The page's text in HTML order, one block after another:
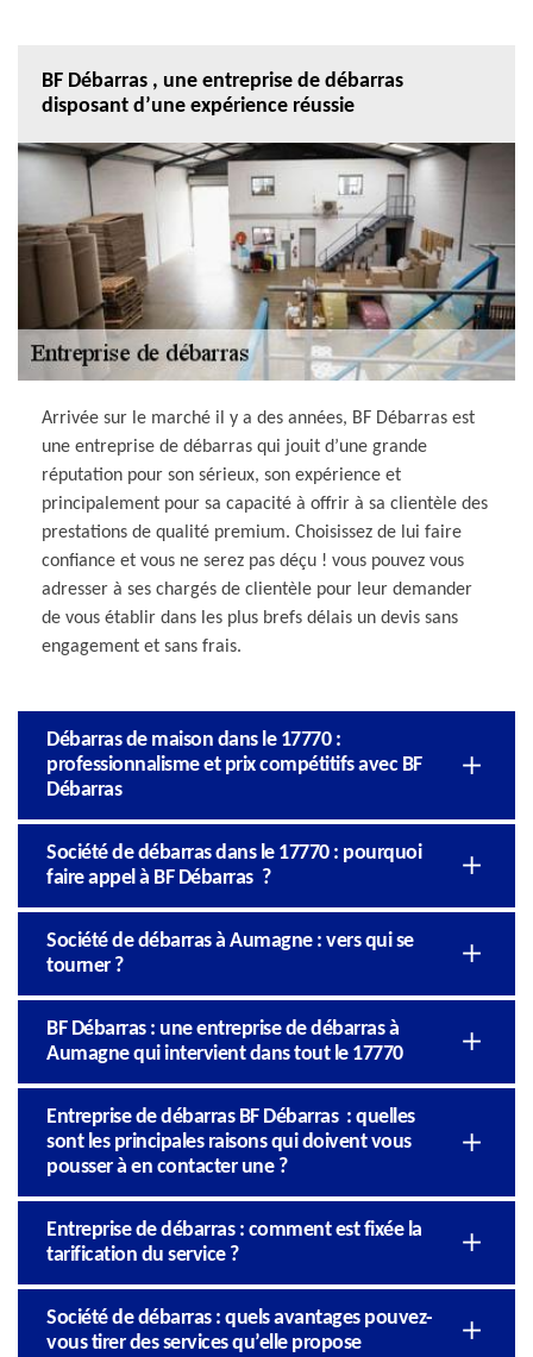
BF Débarras , une entreprise de débarras
disposant d’une expérience réussie
Arrivée sur le marché il y a des années, BF Débarras est
une entreprise de débarras qui jouit d’une grande
réputation pour son sérieux, son expérience et
principalement pour sa capacité à offrir à sa clientèle des
prestations de qualité premium. Choisissez de lui faire
confiance et vous ne serez pas déçu ! vous pouvez vous
adresser à ses chargés de clientèle pour leur demander
de vous établir dans les plus brefs délais un devis sans
engagement et sans frais.
Débarras de maison dans le 17770 :
professionnalisme et prix compétitifs avec BF
Débarras
Société de débarras dans le 17770 : pourquoi
faire appel à BF Débarras ?
Société de débarras à Aumagne : vers qui se
tourner ?
BF Débarras : une entreprise de débarras à
Aumagne qui intervient dans tout le 17770
Entreprise de débarras BF Débarras : quelles
sont les principales raisons qui doivent vous
pousser à en contacter une ?
Entreprise de débarras : comment est fixée la
tarification du service ?
Société de débarras : quels avantages pouvez-
vous tirer des services qu’elle propose